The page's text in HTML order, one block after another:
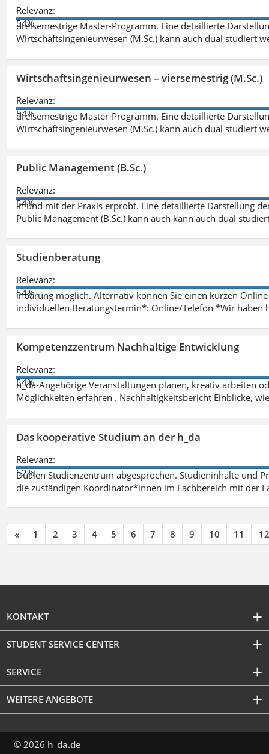
Relevanz:
54%
dreisemestrige Master-Programm. Eine detaillierte
Wirtschaftsingenieurwesen (M.Sc.) kann auch dual studiert
Wirtschaftsingenieurwesen – viersemestrig (M.Sc.)
Relevanz:
54%
dreisemestrige Master-Programm. Eine detaillierte
Wirtschaftsingenieurwesen (M.Sc.) kann auch dual studiert
Public Management (B.Sc.)
Relevanz:
54%
in und mit der Praxis erprobt. Eine detaillierte Darstellung
Public Management (B.Sc.) kann auch kann auch dual
Studienberatung
Relevanz:
54%
inbarung möglich. Alternativ können Sie einen kurzen
individuellen Beratungstermin*: Online/Telefon *Wir haben
Kompetenzzentrum Nachhaltige Entwicklung
Relevanz:
54%
h_da-Angehörige Veranstaltungen planen, kreativ arbeiten
Möglichkeiten erfahren . Nachhaltigkeitsbericht Einblicke,
Das kooperative Studium an der h_da
Relevanz:
52%
Dualen Studienzentrum abgesprochen. Studieninhalte und
die zuständigen Koordinator*innen im Fachbereich mit der
« 1 2 3 4 5 6 7 8 9 10 11 12
KONTAKT
STUDENT SERVICE CENTER
SERVICE
WEITERE ANGEBOTE
© 2026 h_da.de